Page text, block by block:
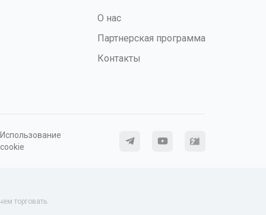
О нас
Партнерская программа
Контакты
Использование
cookie
торговать.